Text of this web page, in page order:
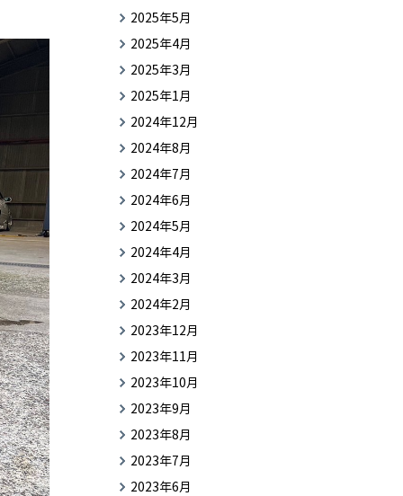
2025年5月
2025年4月
2025年3月
2025年1月
2024年12月
2024年8月
2024年7月
2024年6月
2024年5月
2024年4月
2024年3月
2024年2月
2023年12月
2023年11月
2023年10月
2023年9月
2023年8月
2023年7月
2023年6月